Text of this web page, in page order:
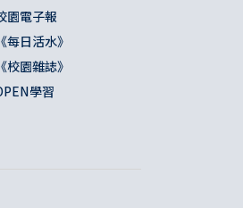
園電子報
《每日活水》
《校園雜誌》
學習